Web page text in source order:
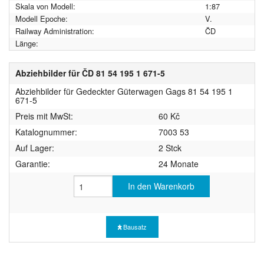
Skala von Modell:
1:87
Modell Epoche:
V.
Railway Administration:
ČD
Länge:
Abziehbilder für ČD 81 54 195 1 671-5
Abziehbilder für Gedeckter Güterwagen Gags 81 54 195 1
671-5
Preis mit MwSt:
60 Kč
Katalognummer:
7003 53
Auf Lager:
2 Stck
Garantie:
24 Monate
In den Warenkorb
Bausatz